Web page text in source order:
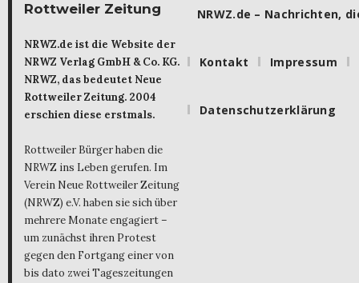
Rottweiler Zeitung
NRWZ.de ist die Website der
NRWZ Verlag GmbH & Co. KG.
NRWZ, das bedeutet Neue
Rottweiler Zeitung. 2004
erschien diese erstmals.
Rottweiler Bürger haben die
NRWZ ins Leben gerufen. Im
Verein Neue Rottweiler Zeitung
(NRWZ) e.V. haben sie sich über
mehrere Monate engagiert –
um zunächst ihren Protest
gegen den Fortgang einer von
bis dato zwei Tageszeitungen
NRWZ.de – Nachrichten,
Kontakt Impressum
Datenschutzerklärung